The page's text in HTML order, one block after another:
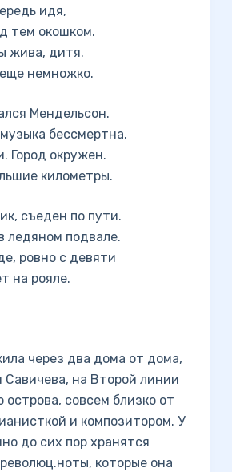
идя,
тем окошком.
жива, дитя.
немножко.
Мендельсон.
бессмертна.
Город окружен.
километры.
съеден по пути.
ледяном подвале.
ровно с девяти
на рояле.
через два дома от дома,
Савичева, на Второй линии
острова, совсем близко от
и композитором. У
до сих пор хранятся
которые она